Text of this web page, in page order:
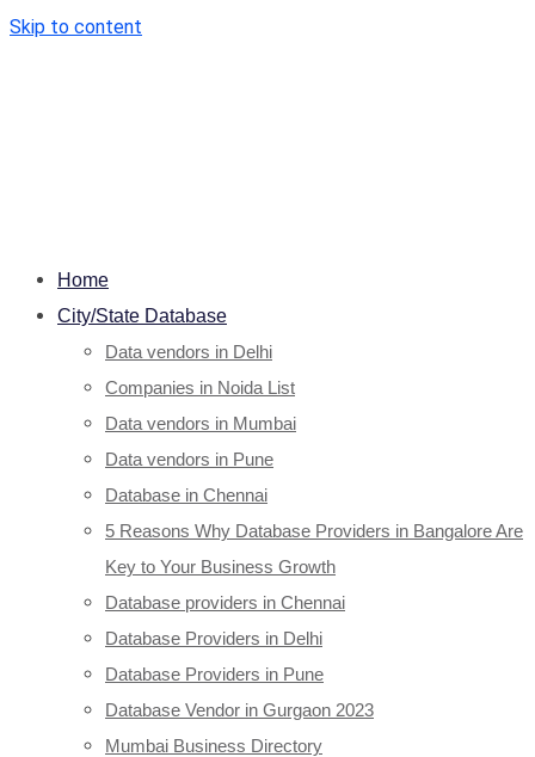
Skip to content
Home
City/State Database
Data vendors in Delhi
Companies in Noida List
Data vendors in Mumbai
Data vendors in Pune
Database in Chennai
5 Reasons Why Database Providers in Bangalore Are
Key to Your Business Growth
Database providers in Chennai
Database Providers in Delhi
Database Providers in Pune
Database Vendor in Gurgaon 2023
Mumbai Business Directory